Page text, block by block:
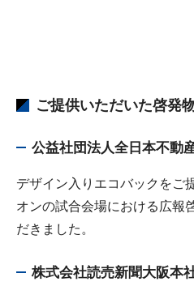
ご提供いただいた啓発
公益社団法人全日本不動
デザイン入りエコバックをご
オンの試合会場における広報
だきました。
株式会社読売新聞大阪